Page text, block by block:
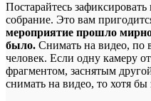
Постарайтесь
собрание. Это вам
мероприятие прошло
было. Снимать на видео, по
человек. Если одну камеру
фрагментом, заснятым
снимать на видео, то хотя